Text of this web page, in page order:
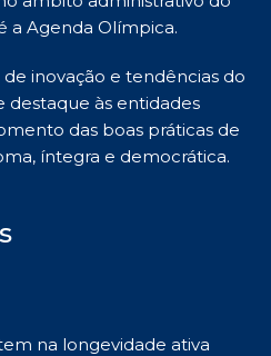
a Agenda Olímpica.
inovação e tendências do
destaque às entidades
das boas práticas de
íntegra e democrática.
na longevidade ativa